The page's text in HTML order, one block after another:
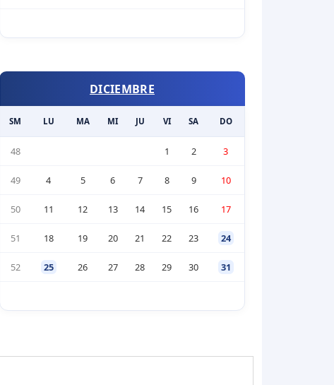
DICIEMBRE
SM LU MA MI JU VI SA DO
48 1 2 3
49 4 5 6 7 8 9 10
50 11 12 13 14 15 16 17
51 18 19 20 21 22 23 24
52 25 26 27 28 29 30 31